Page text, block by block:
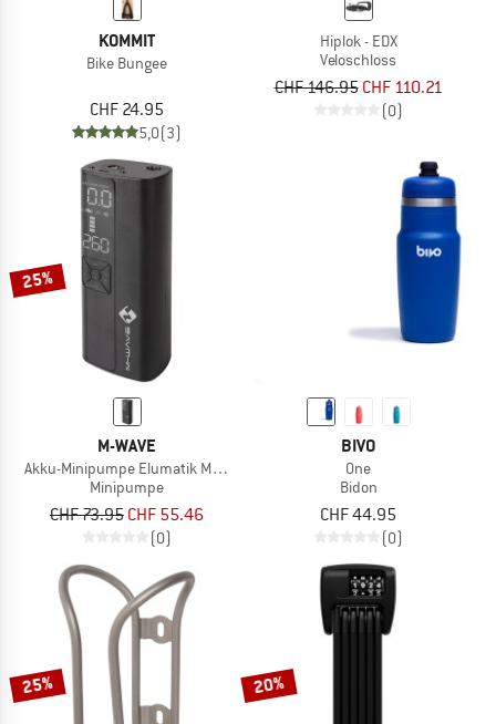
KOMMIT
Bike Bungee
CHF 24.95
5,0(3)
Hiplok - EDX
Veloschloss
CHF 146.95 CHF 110.21
(0)
25%
M-WAVE
Akku-Minipumpe Elumatik Multiboost
Minipumpe
CHF 73.95 CHF 55.46
(0)
BIVO
One
Bidon
CHF 44.95
(0)
25% 20%